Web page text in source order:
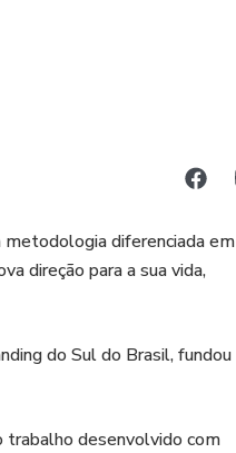
metodologia diferenciada em
direção para a sua vida,
do Sul do Brasil, fundou
trabalho desenvolvido com